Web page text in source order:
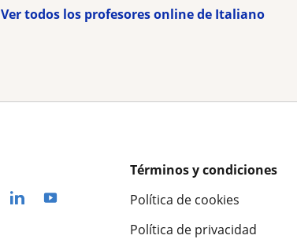
Ver todos los profesores online de Italiano
Términos y condiciones
Política de cookies
Política de privacidad